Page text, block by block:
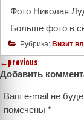
Фото Николая
Больше фото в
Рубрика: Визит
←previous
Добавить
Ваш e-mail не
помечены *